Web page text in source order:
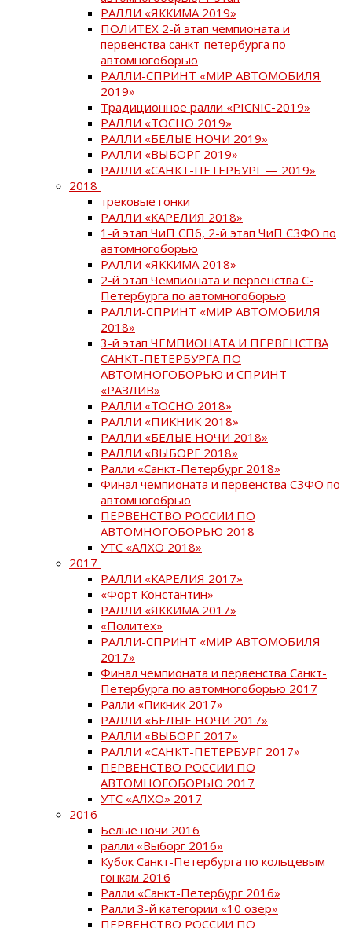
РАЛЛИ «ЯККИМА 2019»
ПОЛИТЕХ 2-й этап чемпионата и
первенства санкт-петербурга по
автомногоборью
РАЛЛИ-СПРИНТ «МИР АВТОМОБИЛЯ
2019»
Традиционное ралли «PICNIC-2019»
РАЛЛИ «ТОСНО 2019»
РАЛЛИ «БЕЛЫЕ НОЧИ 2019»
РАЛЛИ «ВЫБОРГ 2019»
РАЛЛИ «САНКТ-ПЕТЕРБУРГ — 2019»
2018
трековые гонки
РАЛЛИ «КАРЕЛИЯ 2018»
1-й этап ЧиП СПб, 2-й этап ЧиП СЗФО по
автомногоборью
РАЛЛИ «ЯККИМА 2018»
2-й этап Чемпионата и первенства С-
Петербурга по автомногоборью
РАЛЛИ-СПРИНТ «МИР АВТОМОБИЛЯ
2018»
3-й этап ЧЕМПИОНАТА И ПЕРВЕНСТВА
САНКТ-ПЕТЕРБУРГА ПО
АВТОМНОГОБОРЬЮ и СПРИНТ
«РАЗЛИВ»
РАЛЛИ «ТОСНО 2018»
РАЛЛИ «ПИКНИК 2018»
РАЛЛИ «БЕЛЫЕ НОЧИ 2018»
РАЛЛИ «ВЫБОРГ 2018»
Ралли «Санкт-Петербург 2018»
Финал чемпионата и первенства СЗФО по
автомногобрью
ПЕРВЕНСТВО РОССИИ ПО
АВТОМНОГОБОРЬЮ 2018
УТС «АЛХО 2018»
2017
РАЛЛИ «КАРЕЛИЯ 2017»
«Форт Константин»
РАЛЛИ «ЯККИМА 2017»
«Политех»
РАЛЛИ-СПРИНТ «МИР АВТОМОБИЛЯ
2017»
Финал чемпионата и первенства Санкт-
Петербурга по автомногоборью 2017
Ралли «Пикник 2017»
РАЛЛИ «БЕЛЫЕ НОЧИ 2017»
РАЛЛИ «ВЫБОРГ 2017»
РАЛЛИ «САНКТ-ПЕТЕРБУРГ 2017»
ПЕРВЕНСТВО РОССИИ ПО
АВТОМНОГОБОРЬЮ 2017
УТС «АЛХО» 2017
2016
Белые ночи 2016
ралли «Выборг 2016»
Кубок Санкт-Петербурга по кольцевым
гонкам 2016
Ралли «Санкт-Петербург 2016»
Ралли 3-й категории «10 озер»
ПЕРВЕНСТВО РОССИИ ПО